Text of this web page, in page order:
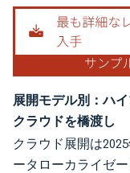
展開モデル別：ハ
クラウドを橋渡し
クラウド展開は
ータローカライゼ